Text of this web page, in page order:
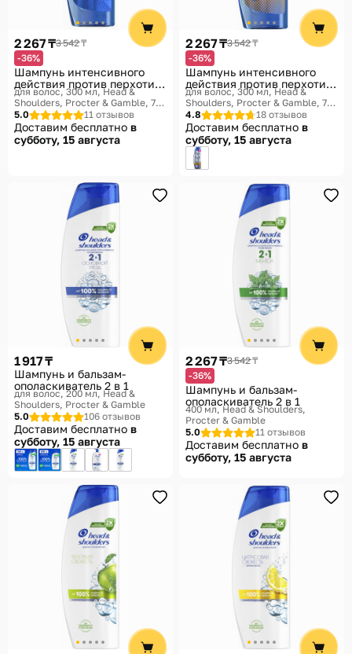
2 267 ₸3 542 ₸
-36%
Шампунь интенсивного
действия против перхоти
«Мультикомплекс»
для волос, 300 мл Head &
Shoulders, Procter & Gamble, 7-
в-1 Intensive
5.0 11 отзывов
Доставим бесплатно в
субботу, 15 августа
2 267 ₸3 542 ₸
-36%
Шампунь интенсивного
действия против перхоти и
выпадения волос
для волос, 300 мл Head &
Shoulders, Procter & Gamble, 7-
в-1 Intensive
4.8 18 отзывов
Доставим бесплатно в
субботу, 15 августа
1 917 ₸
Шампунь и бальзам-
ополаскиватель 2 в 1
для волос, 200 мл Head &
Shoulders, Procter & Gamble
5.0
106 отзывов
Доставим бесплатно в
субботу, 15 августа
2 267 ₸3 542 ₸
-36%
Шампунь и бальзам-
ополаскиватель 2 в 1
400 мл Head & Shoulders,
Procter & Gamble
5.0
11 отзывов
Доставим бесплатно в
субботу, 15 августа